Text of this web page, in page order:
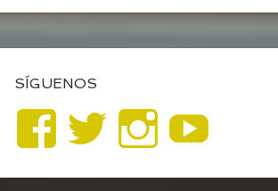
SÍGUENOS
Ver
perfil
Ver
perfil
Ver
perfil